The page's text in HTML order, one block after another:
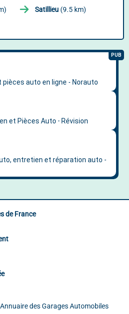
Satillieu (9.5 km)
de France
des Garages Automobiles